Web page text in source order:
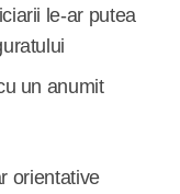
le-ar putea
un anumit
orientative